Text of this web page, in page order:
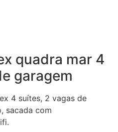
quadra mar 4
garagem
4 suítes, 2 vagas de
sacada com